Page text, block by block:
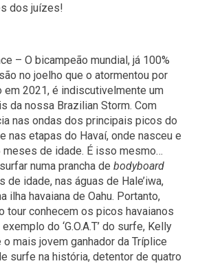
dos juízes!
– O bicampeão mundial, já 100%
no joelho que o atormentou por
em 2021, é indiscutivelmente um
da nossa Brazilian Storm. Com
nas ondas dos principais picos do
nas etapas do Havaí, onde nasceu e
de idade. É isso mesmo…
numa prancha debodyboard
de idade, nas águas de Hale’iwa,
ilha havaiana de Oahu. Portanto,
tour conhecem os picos havaianos
do ‘G.O.A.T’ do surfe, Kelly
o mais jovem ganhador da Tríplice
surfe na história, detentor de quatro